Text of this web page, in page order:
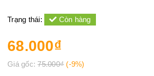
Trạng thái: Còn hàng
68.000₫
Giá gốc:75.000₫ (-9%)